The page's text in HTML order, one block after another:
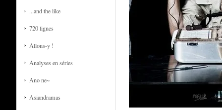
...and the like
720 lignes
Allons-y !
Analyses en séries
Ano ne~
Asiandramas